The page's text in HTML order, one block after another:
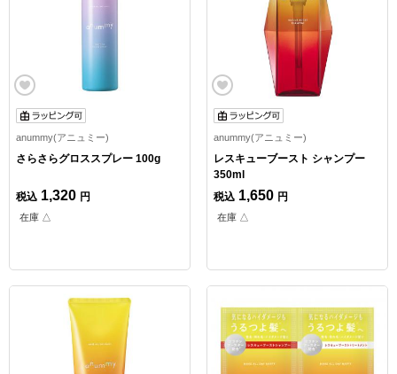
anummy(アニュミー)
さらさらグロススプレー 100g
税込 1,320 円
在庫 △
anummy(アニュミー)
レスキューブースト シャンプー
350ml
税込 1,650 円
在庫 △